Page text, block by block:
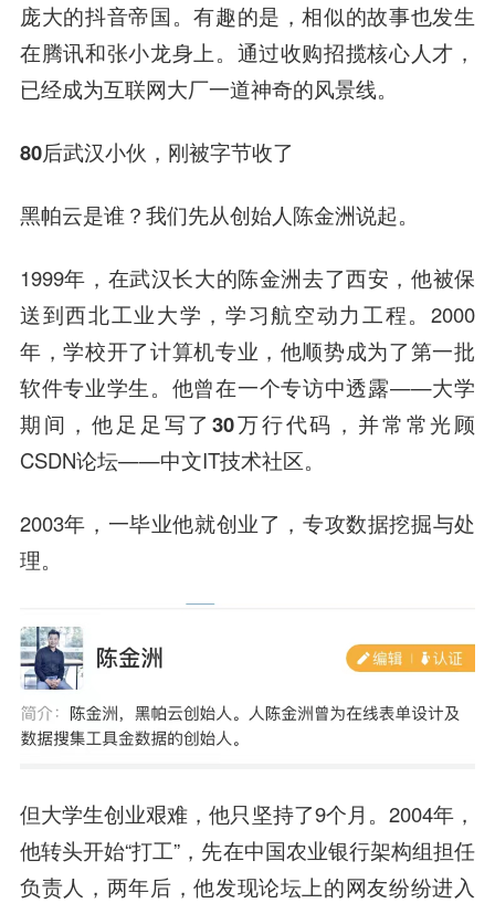
庞大的抖音帝国。有趣的是，相似的故事也发生
在腾讯和张小龙身上。通过收购招揽核心人才，
已经成为互联网大厂一道神奇的风景线。
80后武汉小伙，刚被字节收了
黑帕云是谁？我们先从创始人陈金洲说起。
1999年，在武汉长大的陈金洲去了西安，他被保
送到西北工业大学，学习航空动力 工程。2000
年，学校开了计算机专业，他顺势成为了第一批
软件专业学生。他曾在一个专访中透露——大学
期间，他足足写了30万行代码 ，并常常光顾
CSDN论坛——中文IT技术社区。
2003年， 一毕业他就创业了 ，专攻数据挖掘与处
理。
但大学生创业艰难，他只坚持了9个月。2004年，
他转头开始“打工”，先在中国农业银行架构组担任
负责人，两年后，他发现论坛上的网友纷纷进入